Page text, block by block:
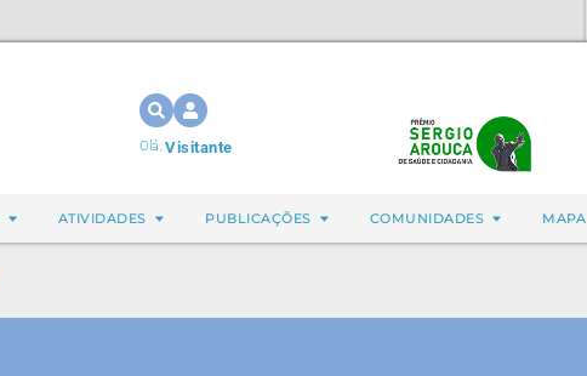
Olá,Visitante
ATIVIDADES PUBLICAÇÕES COMUNIDADES MAPA